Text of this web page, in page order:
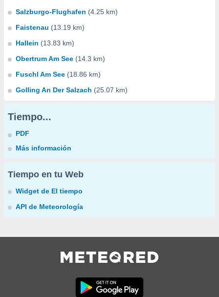
Salzburgo-Flughafen (4.25 km)
Faistenau (13.19 km)
Hallein (13.83 km)
Obertrum Am See (14.3 km)
Fuschl Am See (18.86 km)
Golling An Der Salzach (25.07 km)
Tiempo...
PDF
Más información
Tiempo en tu Web
Widget de El tiempo
API de Meteorología